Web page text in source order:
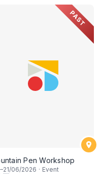
PAST
Pen Workshop
–21/06/2026 · Event